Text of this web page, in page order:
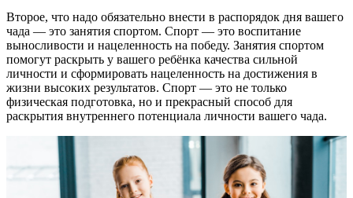
Второе, что надо обязательно внести в распорядок дня вашего
чада — это занятия спортом. Спорт — это воспитание
выносливости и нацеленность на победу. Занятия спортом
помогут раскрыть у вашего ребёнка качества сильной
личности и сформировать нацеленность на достижения в
жизни высоких результатов. Спорт — это не только
физическая подготовка, но и прекрасный способ для
раскрытия внутреннего потенциала личности вашего чада.